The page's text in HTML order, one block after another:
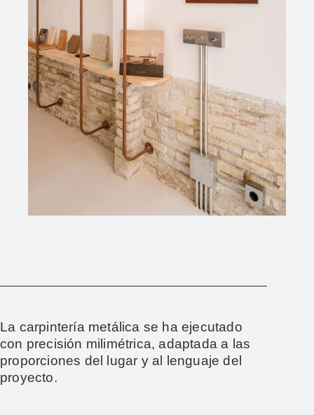
La carpintería metálica se ha ejecutado
con precisión milimétrica, adaptada a las
proporciones del lugar y al lenguaje del
proyecto.